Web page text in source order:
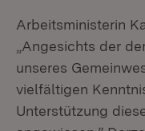
Arbeitsministerin
„Angesichts der
unseres
vielfältigen
Unterstützung